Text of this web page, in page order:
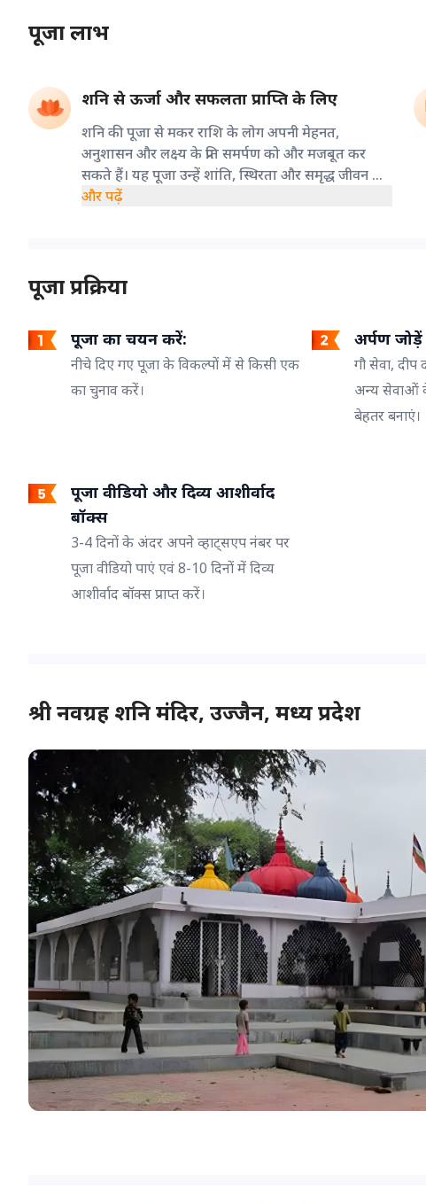
पूजा लाभ
शनि से ऊर्जा और सफलता प्राप्ति के लिए
शनि की पूजा से मकर राशि के लोग अपनी मेहनत,
अनुशासन और लक्ष्य के प्रति समर्पण को और मजबूत कर
सकते हैं। यह पूजा उन्हें शांति, स्थिरता और समृद्ध जीवन के
रास्ते पर आगे बढ़ने का आत्मबल देती है।
और पढ़ें
पूजा प्रक्रिया
पूजा का चयन करें:
नीचे दिए गए पूजा के विकल्पों में से किसी एक
का चुनाव करें।
अर्पण जोड़ें
गौ सेवा, दीप
अन्य सेवाओं
बेहतर बनाएं।
पूजा वीडियो और दिव्य आशीर्वाद
बॉक्स
3-4 दिनों के अंदर अपने व्हाट्सएप नंबर पर
पूजा वीडियो पाएं एवं 8-10 दिनों में दिव्य
आशीर्वाद बॉक्स प्राप्त करें।
श्री नवग्रह शनि मंदिर, उज्जैन, मध्य प्रदेश